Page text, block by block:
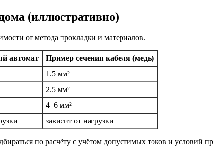
(иллюстративно)
от метода прокладки и материалов.
автомат
Пример сечения кабеля (медь)
1.5 мм²
2.5 мм²
4–6 мм²
зависит от нагрузки
по расчёту с учётом допустимых токов и условий